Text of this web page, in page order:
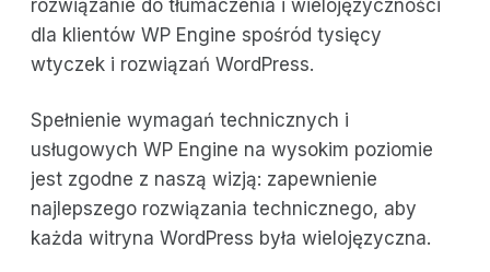
rozwiązanie do tłumaczenia i wielojęzyczności
dla klientów WP Engine spośród tysięcy
wtyczek i rozwiązań WordPress.
Spełnienie wymagań technicznych i
usługowych WP Engine na wysokim poziomie
jest zgodne z naszą wizją: zapewnienie
najlepszego rozwiązania technicznego, aby
każda witryna WordPress była wielojęzyczna.